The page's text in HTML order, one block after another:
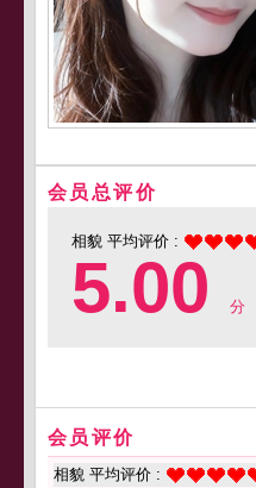
会员总评价
相貌 平均评价 :
5.00 分
会员评价
相貌 平均评价 :